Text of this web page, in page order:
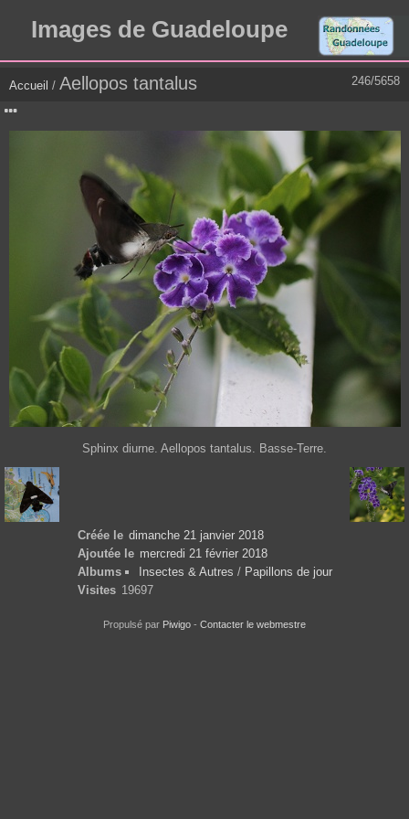
Images de Guadeloupe
246/5658
Accueil / Aellopos tantalus
Sphinx diurne. Aellopos tantalus. Basse-Terre.
Créée le dimanche 21 janvier 2018
Ajoutée le mercredi 21 février 2018
Albums
Insectes & Autres / Papillons de jour
Visites 19697
Propulsé par Piwigo - Contacter le webmestre